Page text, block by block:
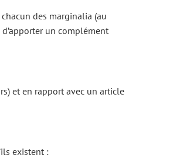
des marginalia (au
un complément
et en rapport avec un article
existent :